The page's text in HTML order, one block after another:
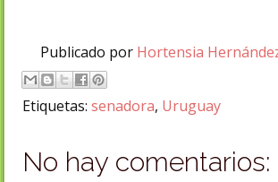
Publicado por Hortensia
Etiquetas: senadora, Uruguay
No hay comentarios: